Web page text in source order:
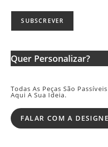
Quer Personalizar?
Todas As Peças São
Aqui A Sua Ideia.
FALAR COM A